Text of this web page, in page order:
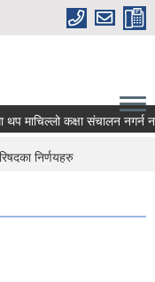
माचिल्लो कक्षा संचालन नगर्न
निर्णयहरु